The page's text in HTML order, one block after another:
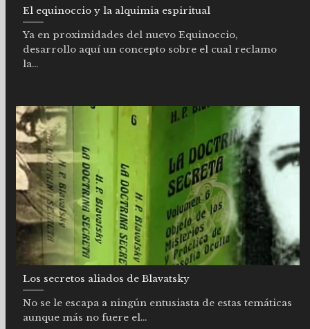
El equinoccio y la alquimia espiritual
Ya en proximidades del nuevo Equinoccio,
desarrollo aquí un concepto sobre el cual reclamo
la...
Los secretos aliados de Blavatsky
No se le escapa a ningún entusiasta de estas temáticas
aunque más no fuere el...